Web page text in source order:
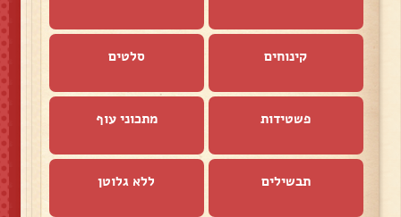
קינוחים סלטים
פשטידות מתכוני עוף
תבשילים ללא גלוטן